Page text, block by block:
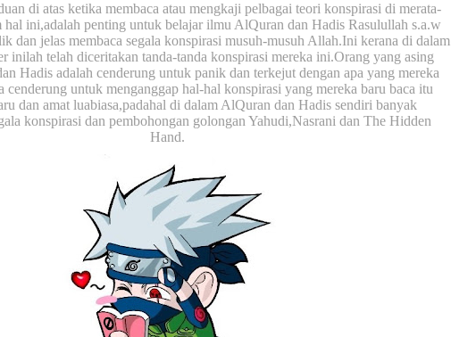
di atas ketika membaca atau mengkaji pelbagai teori konspirasi di merata-
hal ini,adalah penting untuk belajar ilmu AlQuran dan Hadis Rasulullah s.a.w
dan jelas membaca segala konspirasi musuh-musuh Allah.Ini kerana di dalam
inilah telah diceritakan tanda-tanda konspirasi mereka ini.Orang yang asing
Hadis adalah cenderung untuk panik dan terkejut dengan apa yang mereka
cenderung untuk menganggap hal-hal konspirasi yang mereka baru baca itu
dan amat luabiasa,padahal di dalam AlQuran dan Hadis sendiri banyak
konspirasi dan pembohongan golongan Yahudi,Nasrani dan The Hidden
Hand.